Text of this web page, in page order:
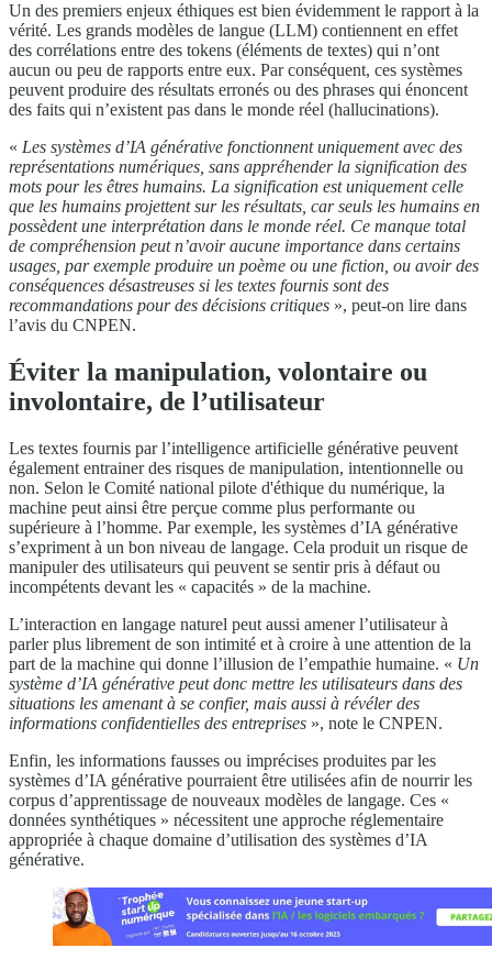
Un des premiers enjeux éthiques est bien évidemment le rapport à la
vérité. Les grands modèles de langue (LLM) contiennent en effet
des corrélations entre des tokens (éléments de textes) qui n’ont
aucun ou peu de rapports entre eux. Par conséquent, ces systèmes
peuvent produire des résultats erronés ou des phrases qui énoncent
des faits qui n’existent pas dans le monde réel (hallucinations).
« Les systèmes d’IA générative fonctionnent uniquement avec des
représentations numériques, sans appréhender la signification des
mots pour les êtres humains. La signification est uniquement celle
que les humains projettent sur les résultats, car seuls les humains en
possèdent une interprétation dans le monde réel. Ce manque total
de compréhension peut n’avoir aucune importance dans certains
usages, par exemple produire un poème ou une fiction, ou avoir des
conséquences désastreuses si les textes fournis sont des
recommandations pour des décisions critiques », peut-on lire dans
l’avis du CNPEN.
Éviter la manipulation, volontaire ou
involontaire, de l’utilisateur
Les textes fournis par l’intelligence artificielle générative peuvent
également entrainer des risques de manipulation, intentionnelle ou
non. Selon le Comité national pilote d'éthique du numérique, la
machine peut ainsi être perçue comme plus performante ou
supérieure à l’homme. Par exemple, les systèmes d’IA générative
s’expriment à un bon niveau de langage. Cela produit un risque de
manipuler des utilisateurs qui peuvent se sentir pris à défaut ou
incompétents devant les « capacités » de la machine.
L’interaction en langage naturel peut aussi amener l’utilisateur à
parler plus librement de son intimité et à croire à une attention de la
part de la machine qui donne l’illusion de l’empathie humaine. « Un
système d’IA générative peut donc mettre les utilisateurs dans des
situations les amenant à se confier, mais aussi à révéler des
informations confidentielles des entreprises », note le CNPEN.
Enfin, les informations fausses ou imprécises produites par les
systèmes d’IA générative pourraient être utilisées afin de nourrir les
corpus d’apprentissage de nouveaux modèles de langage. Ces «
données synthétiques » nécessitent une approche réglementaire
appropriée à chaque domaine d’utilisation des systèmes d’IA
générative.